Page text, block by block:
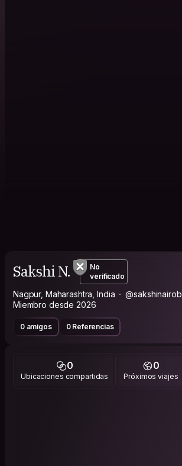
Sakshi N.
No
verificado
Nagpur, Maharashtra, India
Miembro desde 2026
0 amigos 0 Referencias
0
Ubicaciones compartidas
0
Próximos viajes